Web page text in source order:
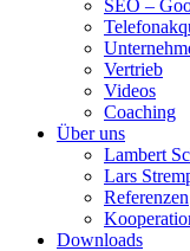
SEO –
Vertrieb
Videos
Coaching
Über uns
Lambert
Lars
Referenzen
Downloads